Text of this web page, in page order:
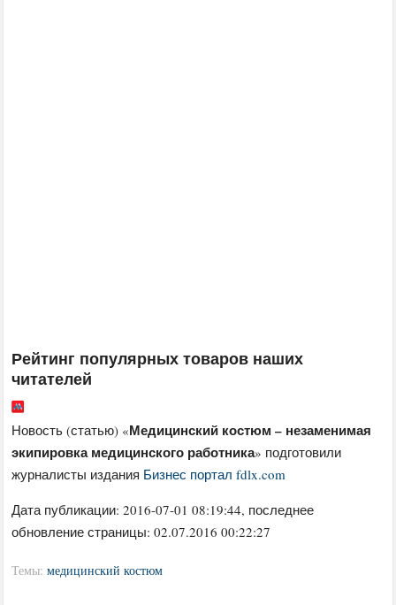
Рейтинг популярных товаров наших
читателей
Новость (статью) «Медицинский костюм – незаменимая
экипировка медицинского работника» подготовили
журналисты издания Бизнес портал fdlx.com
Дата публикации:2016-07-01 08:19:44, последнее
обновление страницы: 02.07.2016 00:22:27
Темы:медицинский костюм